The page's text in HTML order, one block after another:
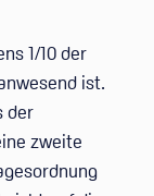
1/10 der
ist.
der
zweite